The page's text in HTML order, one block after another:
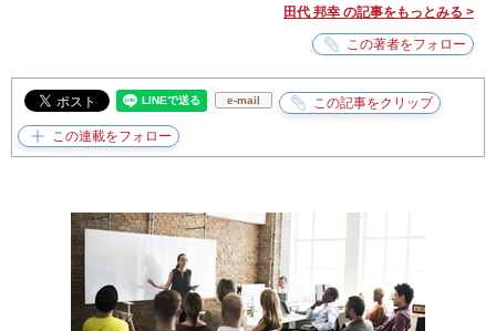
田代 邦幸 の記事をもっとみる >
e-mail